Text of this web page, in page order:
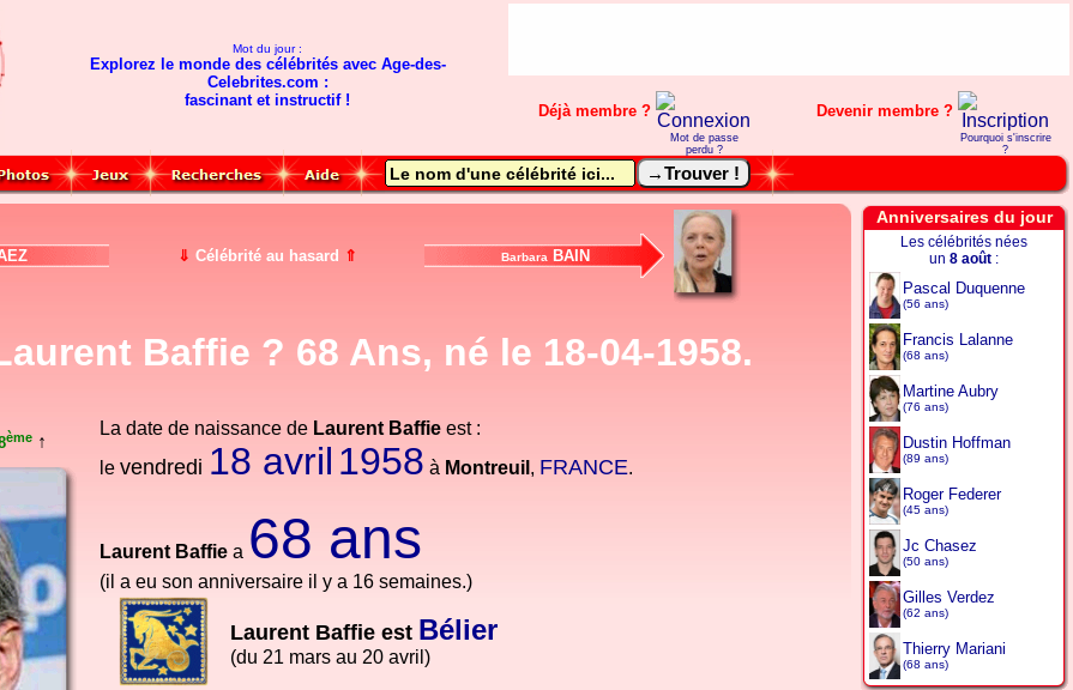
Mot du jour :
Explorez le monde des célébrités avec Age-des-
Celebrites.com :
fascinant et instructif !
Déjà membre ?
Mot de passe
perdu ?
Devenir membre ?
Pourquoi s'inscrire
?
⇓ Célébrité au hasard ⇑ BarbaraBAIN
Baffie ? 68 Ans, né le 18-04-1958.
ème ↑
La date de naissance de Laurent Baffie est :
le vendredi 18 avril 1958 à Montreuil , FRANCE.
Laurent Baffie a 68 ans
(il a eu son anniversaire il y a 16 semaines.)
Laurent Baffie est Bélier
(du 21 mars au 20 avril)
Anniversaires du jour
Les célébrités nées
un 8 août :
Pascal Duquenne
(56 ans)
Francis Lalanne
(68 ans)
Martine Aubry
(76 ans)
Dustin Hoffman
(89 ans)
Roger Federer
(45 ans)
Jc Chasez
(50 ans)
Gilles Verdez
(62 ans)
Thierry Mariani
(68 ans)